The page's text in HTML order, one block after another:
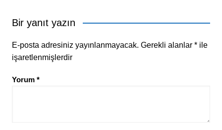
Bir yanıt yazın
E-posta adresiniz yayınlanmayacak. Gerekli alanlar *ile
işaretlenmişlerdir
Yorum *